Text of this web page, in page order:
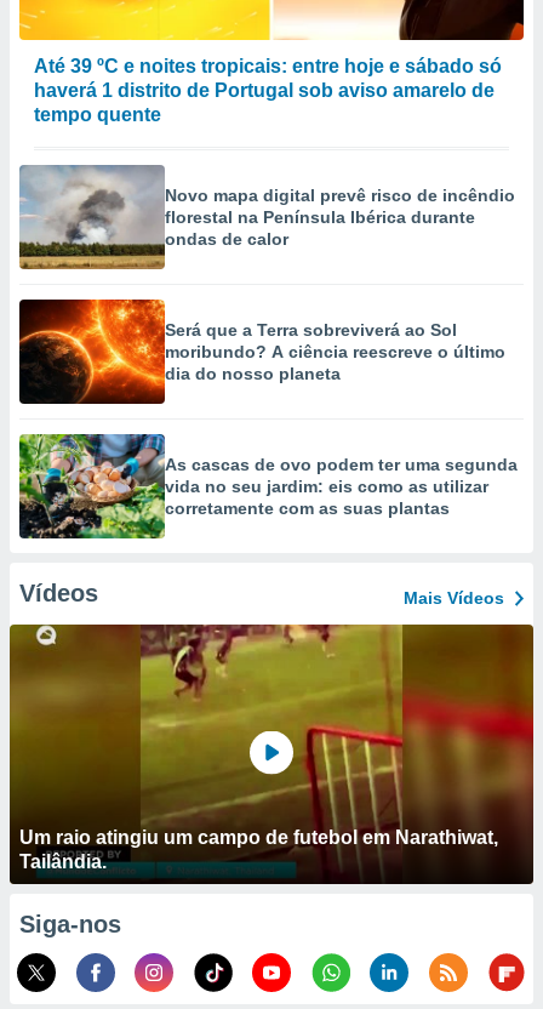
Até 39 ºC e noites tropicais: entre hoje e sábado só
haverá 1 distrito de Portugal sob aviso amarelo de
tempo quente
Novo mapa digital prevê risco de incêndio
florestal na Península Ibérica durante
ondas de calor
Será que a Terra sobreviverá ao Sol
moribundo? A ciência reescreve o último
dia do nosso planeta
As cascas de ovo podem ter uma segunda
vida no seu jardim: eis como as utilizar
corretamente com as suas plantas
Vídeos Mais Vídeos
Um raio atingiu um campo de futebol em Narathiwat,
Tailândia.
Siga-nos